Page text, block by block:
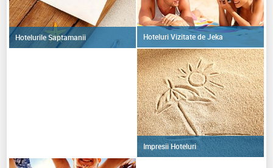
Hotelurile Saptamanii Hoteluri Vizitate de Jeka
Impresii Hoteluri